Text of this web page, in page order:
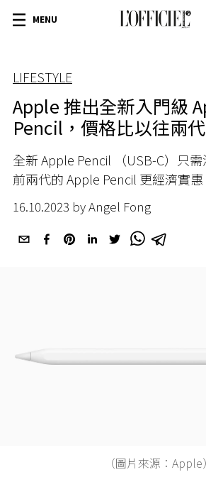
MENU
LIFESTYLE
Apple 推出全新入門級
Pencil，價格比以往兩
全新 Apple Pencil （USB-C）只
前兩代的 Apple Pencil 更經濟實惠
16.10.2023 by Angel Fong
（圖片來源：Apple）